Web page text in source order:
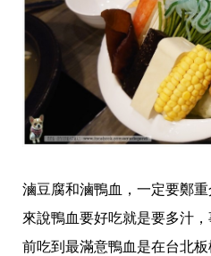
滷豆腐和滷鴨血，一定要鄭
來說鴨血要好吃就是要多汁
前吃到最滿意鴨血是在台北